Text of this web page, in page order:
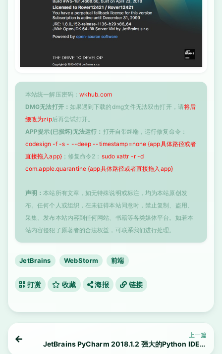
本站统一解压密码： wkhub.com
DMG无法打开： 如果遇到下载的dmg文件无法双击打开，请将后
缀改为zip后再尝试打开。
APP提示(已损坏)无法运行： 打开自带终端，运行修复命令：
codesign -f -s - --deep --timestamp=none {app具体路径或者
直接拖入app}；修复命令2： sudo xattr -r -d
com.apple.quarantine {app具体路径或者直接拖入app}
声明：本站所有文章，如无特殊说明或标注，均为本站原创发
布。任何个人或组织，在未征得本站同意时，禁止复制、盗用、
采集、发布本站内容到任何网站、书籍等各类媒体平台。如若本
站内容侵犯了原著者的合法权益，可联系我们进行处理。
JetBrains WebStorm 前端
打赏 收藏 海报 链接
上一篇
JetBrains PyCharm 2018.1.2 强大的Python IDE工